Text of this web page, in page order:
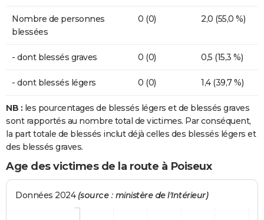
Nombre de personnes
blessées
0 (0) 2,0 (55,0 %)
- dont blessés graves 0 (0) 0,5 (15,3 %)
- dont blessés légers 0 (0) 1,4 (39,7 %)
NB : les pourcentages de blessés légers et de blessés graves
sont rapportés au nombre total de victimes. Par conséquent,
la part totale de blessés inclut déjà celles des blessés légers et
des blessés graves.
Age des victimes de la route à Poiseux
Données 2024 (source : ministère de l'Intérieur)